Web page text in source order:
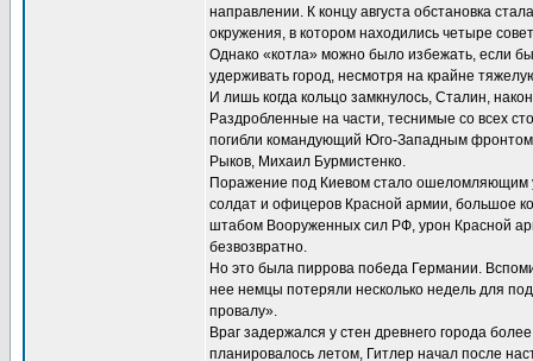
направлении. К концу августа обстановка
окружения, в котором находились четыре
Однако «котла» можно было избежать, если
удерживать город, несмотря на крайне
И лишь когда кольцо замкнулось, Сталин,
Раздробленные на части, теснимые со всех
погибли командующий Юго-Западным фронтом
Рыков, Михаил Бурмистенко.
Поражение под Киевом стало ошеломляющим
солдат и офицеров Красной армии, большое
штабом Вооруженных сил РФ, урон Красной
безвозвратно.
Но это была пиррова победа Германии.
нее немцы потеряли несколько недель для
провалу».
Враг задержался у стен древнего города
планировалось летом, Гитлер начал после